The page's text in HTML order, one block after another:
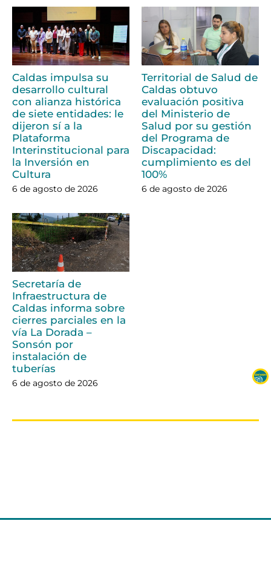
Caldas impulsa su
desarrollo cultural
con alianza histórica
de siete entidades: le
dijeron sí a la
Plataforma
Interinstitucional para
la Inversión en
Cultura
6 de agosto de 2026
Territorial de Salud de
Caldas obtuvo
evaluación positiva
del Ministerio de
Salud por su gestión
del Programa de
Discapacidad:
cumplimiento es del
100%
6 de agosto de 2026
Secretaría de
Infraestructura de
Caldas informa sobre
cierres parciales en la
vía La Dorada –
Sonsón por
instalación de
tuberías
6 de agosto de 2026